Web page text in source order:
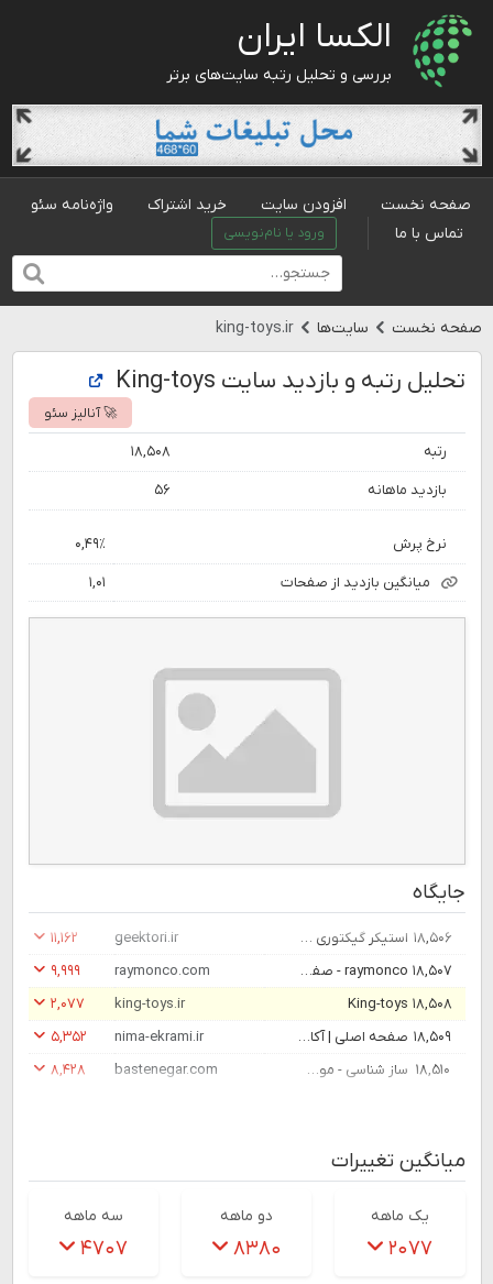
الکسا ایران
بررسی و تحلیل رتبه سایت‌های برتر
صفحه نخست افزودن سایت خرید اشتراک
واژه‌نامه سئو
تماس با ما
ورود یا نام‌نویسی
صفحه نخست سایت‌ها king-toys.ir
تحلیل رتبه و بازدید سایت King-toys
🚀 آنالیز سئو
رتبه ۱۸,۵۰۸
بازدید ماهانه ۵۶
نرخ پرش ۰,۴۹٪
میانگین بازدید از صفحات ۱,۰۱
جایگاه
۱۸,۵۰۶ استیکر گیکتوری | معدن استیکر لپ تاپ و گوشی geektori.ir
۱۱,۱۶۲
۱۸,۵۰۷
raymonco - صفحه اصلی raymonco.com
۹,۹۹۹
۱۸,۵۰۸ King-toys
king-toys.ir
۲,۰۷۷
۱۸,۵۰۹
صفحه اصلی | آکادمی نیما اکرامی nima-ekrami.ir
۵,۳۵۲
۱۸,۵۱۰
ساز شناسی - موسسه فرهنگی هنری بسته نگار bastenegar.com ۸,۴۲۸
میانگین تغییرات
یک ماهه
۲۰۷۷
دو ماهه
۸۳۸۰
سه ماهه
۴۷۰۷